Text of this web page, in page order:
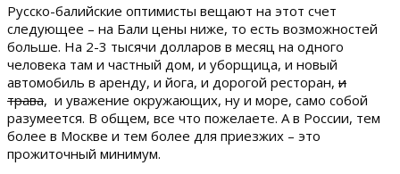
Русско-балийские оптимисты вещают на этот счет
следующее – на Бали цены ниже, то есть возможностей
больше. На 2-3 тысячи долларов в месяц на одного
человека там и частный дом, и уборщица, и новый
автомобиль в аренду, и йога, и дорогой ресторан, и
трава, и уважение окружающих, ну и море, само собой
разумеется. В общем, все что пожелаете. А в России, тем
более в Москве и тем более для приезжих – это
прожиточный минимум.